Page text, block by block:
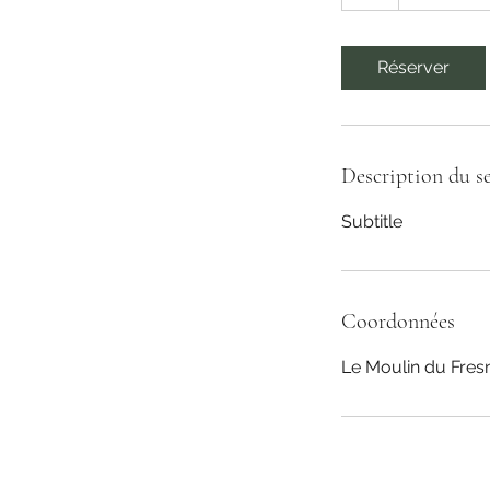
Réserver
Description du
Subtitle
Coordonnées
Le Moulin du